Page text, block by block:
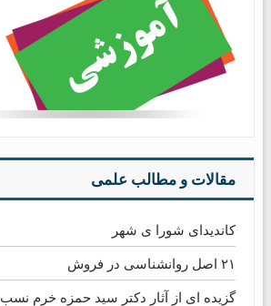
مقالات و مطالب علمی
کاندیدای شورا ی شهر
۲۱ اصل روانشناسی در فروش
گزیده ای از آثار دکتر سید حمزه خرم نسب